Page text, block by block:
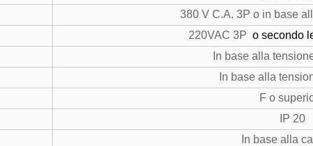
380 V C.A. 3P o in base
220VAC 3P o secondo
In base alla
In base alla
F o
IP 20
In base alla